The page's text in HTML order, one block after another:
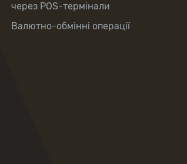
через POS-термінали
Валютно-обмінні операції